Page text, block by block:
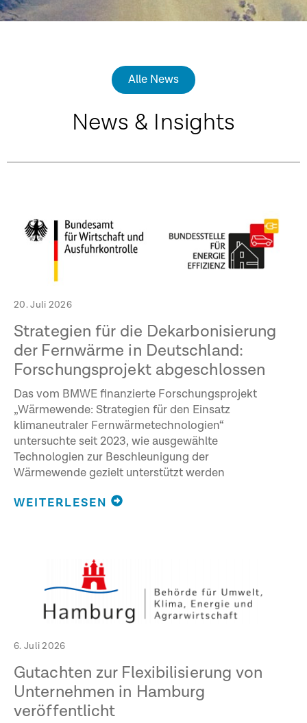
Alle News
News & Insights
20. Juli 2026
Strategien für die Dekarbonisierung
der Fernwärme in Deutschland:
Forschungsprojekt abgeschlossen
Das vom BMWE finanzierte Forschungsprojekt
„Wärmewende: Strategien für den Einsatz
klimaneutraler Fernwärmetechnologien“
untersuchte seit 2023, wie ausgewählte
Technologien zur Beschleunigung der
Wärmewende gezielt unterstützt werden
WEITERLESEN
6. Juli 2026
Gutachten zur Flexibilisierung von
Unternehmen in Hamburg
veröffentlicht